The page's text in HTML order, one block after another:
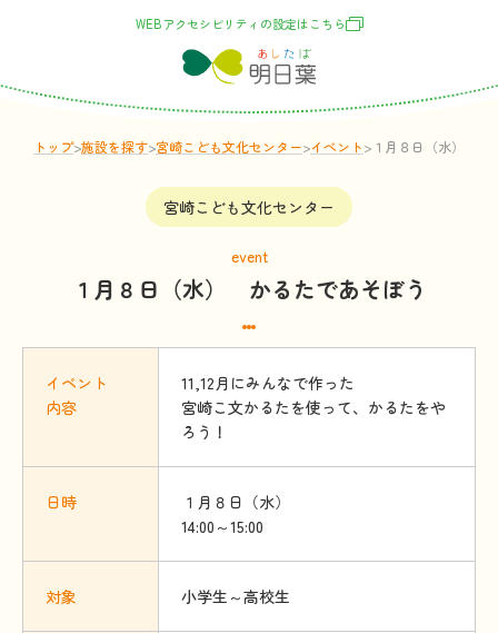
WEBアクセシビリティの設定はこちら
トップ>施設を探す>宮崎こども文化センター>イベント> １月８日（水） か
宮崎こども文化センター
event
１月８日（水） かるたであそぼう
イベント
内容
11,12月にみんなで作った
宮崎こ文かるたを使って、かるたをや
ろう！
日時
１月８日（水）
14:00～15:00
対象 小学生～高校生